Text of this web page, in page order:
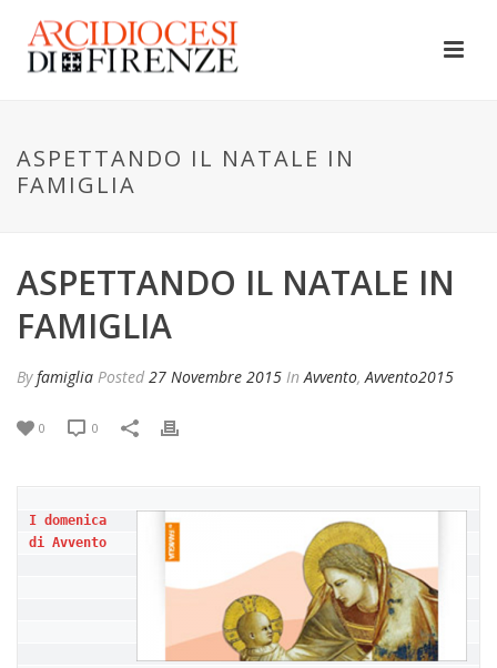
ASPETTANDO IL NATALE IN
FAMIGLIA
ASPETTANDO IL NATALE IN
FAMIGLIA
Byfamiglia Posted 27 Novembre 2015 InAvvento,Avvento2015
0 0
I domenica
di Avvento